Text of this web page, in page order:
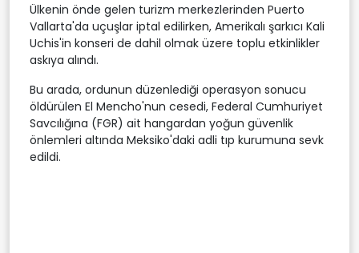
Ülkenin önde gelen turizm merkezlerinden Puerto
Vallarta'da uçuşlar iptal edilirken, Amerikalı şarkıcı Kali
Uchis'in konseri de dahil olmak üzere toplu etkinlikler
askıya alındı.
Bu arada, ordunun düzenlediği operasyon sonucu
öldürülen El Mencho'nun cesedi, Federal Cumhuriyet
Savcılığına (FGR) ait hangardan yoğun güvenlik
önlemleri altında Meksiko'daki adli tıp kurumuna sevk
edildi.